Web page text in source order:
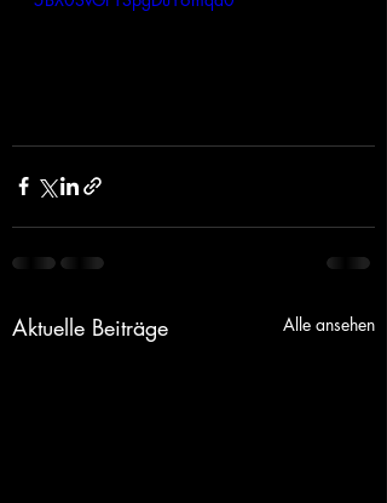
Aktuelle Beiträge Alle ansehen